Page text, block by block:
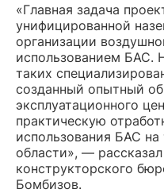
«Главная задача
унифицированной
организации
использованием БАС.
таких
созданный опытный
эксплуатационного
практическую
использования БАС
области», —
конструкторского
Бомбизов.